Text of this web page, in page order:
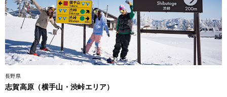
長野県
志賀高原（横手山・渋峠エリア）